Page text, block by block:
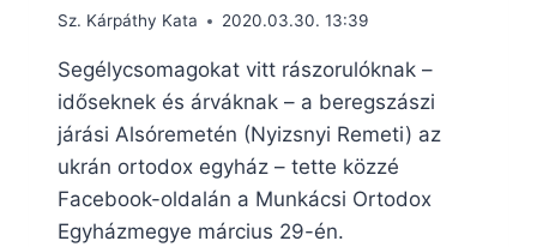
Sz. Kárpáthy Kata 2020.03.30. 13:39
Segélycsomagokat vitt rászorulóknak –
időseknek és árváknak – a beregszászi
járási Alsóremetén (Nyizsnyi Remeti) az
ukrán ortodox egyház – tette közzé
Facebook-oldalán a Munkácsi Ortodox
Egyházmegye március 29-én.